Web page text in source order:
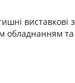
виставкові
та